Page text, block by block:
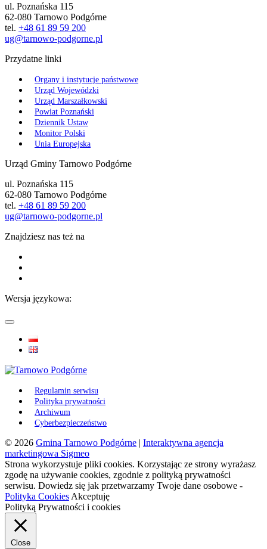
ul. Poznańska 115
62-080 Tarnowo Podgórne
tel. +48 61 89 59 200
ug@tarnowo-podgorne.pl
Przydatne linki
Organy i instytucje państwowe
Urząd Wojewódzki
Urząd Marszałkowski
Powiat Poznański
Dziennik Ustaw
Monitor Polski
Unia Europejska
Urząd Gminy Tarnowo Podgórne
ul. Poznańska 115
62-080 Tarnowo Podgórne
tel. +48 61 89 59 200
ug@tarnowo-podgorne.pl
Znajdziesz nas też na
Wersja językowa:
Regulamin serwisu
Polityka prywatności
Archiwum
Cyberbezpieczeństwo
© 2026 Gmina Tarnowo Podgórne | Interaktywna agencja
marketingowa Sigmeo
Strona wykorzystuje pliki cookies. Korzystając ze strony wyrażasz
zgodę na używanie cookies, zgodnie z polityką prywatności
serwisu. Dowiedz się jak przetwarzamy Twoje dane osobowe -
Polityka Cookies Akceptuję
Polityką Prywatności i cookies
Close